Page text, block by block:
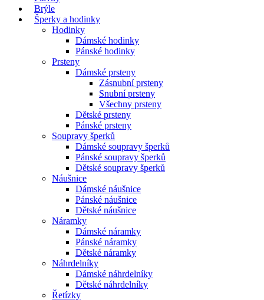
Brýle
Šperky a hodinky
Hodinky
Dámské hodinky
Pánské hodinky
Prsteny
Dámské prsteny
Zásnubní prsteny
Snubní prsteny
Všechny prsteny
Dětské prsteny
Pánské prsteny
Soupravy šperků
Dámské soupravy šperků
Pánské soupravy šperků
Dětské soupravy šperků
Náušnice
Dámské náušnice
Pánské náušnice
Dětské náušnice
Náramky
Dámské náramky
Pánské náramky
Dětské náramky
Náhrdelníky
Dámské náhrdelníky
Dětské náhrdelníky
Řetízky